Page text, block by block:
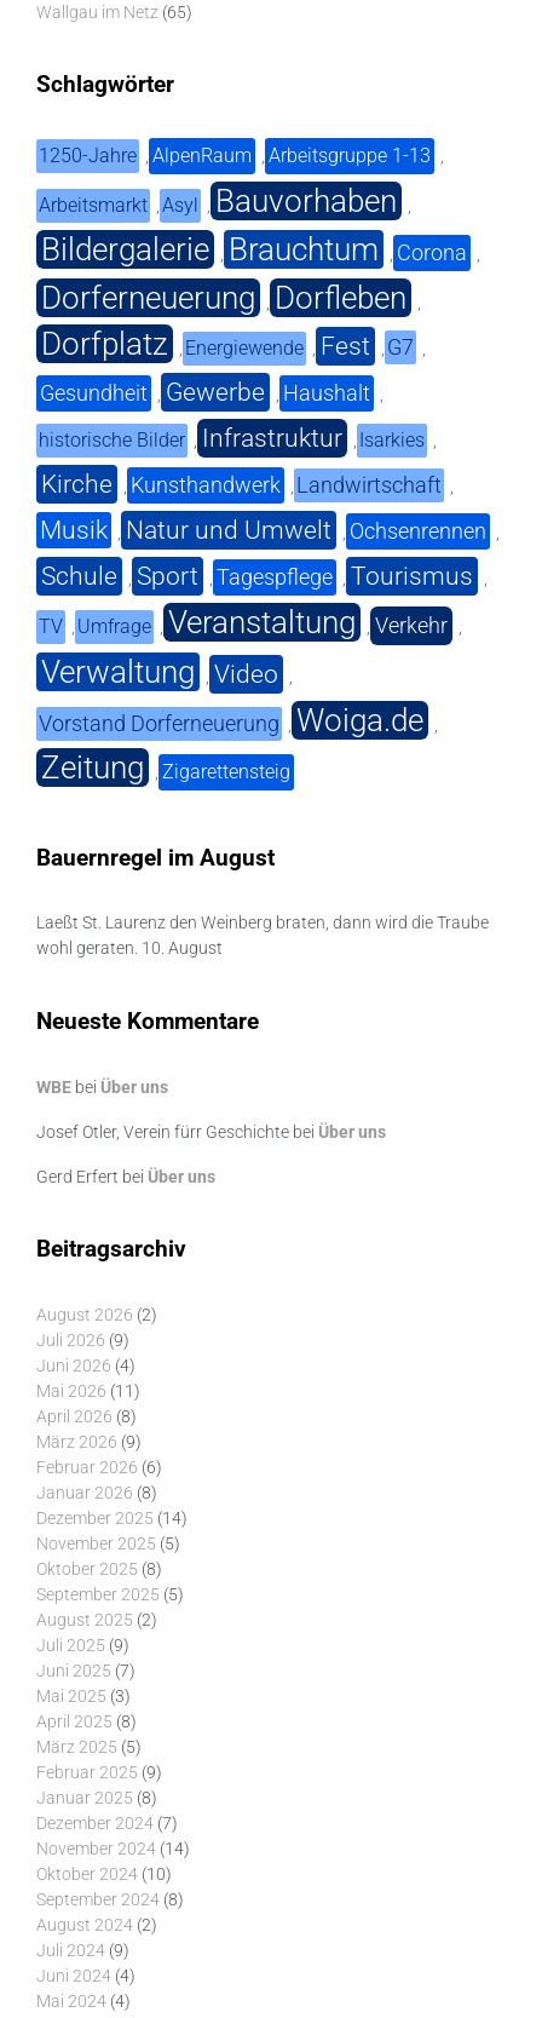
Wallgau im Netz (65)
Schlagwörter
1250-Jahre , AlpenRaum , Arbeitsgruppe 1-13 ,
Arbeitsmarkt ,Asyl , Bauvorhaben ,
Bildergalerie , Brauchtum , Corona ,
Dorferneuerung , Dorfleben ,
Dorfplatz , Energiewende , Fest , G7 ,
Gesundheit , Gewerbe , Haushalt ,
historische Bilder , Infrastruktur , Isarkies ,
Kirche , Kunsthandwerk , Landwirtschaft ,
Musik , Natur und Umwelt , Ochsenrennen ,
Schule , Sport , Tagespflege , Tourismus ,
TV , Umfrage , Veranstaltung , Verkehr ,
Verwaltung , Video ,
Vorstand Dorferneuerung , Woiga.de ,
Zeitung , Zigarettensteig
Bauernregel im August
Laeßt St. Laurenz den Weinberg braten, dann wird die Traube
wohl geraten. 10. August
Neueste Kommentare
WBE bei Über uns
Josef Otler, Verein fürr Geschichte bei Über uns
Gerd Erfert bei Über uns
Beitragsarchiv
August 2026 (2)
Juli 2026 (9)
Juni 2026 (4)
Mai 2026 (11)
April 2026 (8)
März 2026 (9)
Februar 2026 (6)
Januar 2026 (8)
Dezember 2025 (14)
November 2025 (5)
Oktober 2025 (8)
September 2025 (5)
August 2025 (2)
Juli 2025 (9)
Juni 2025 (7)
Mai 2025 (3)
April 2025 (8)
März 2025 (5)
Februar 2025 (9)
Januar 2025 (8)
Dezember 2024 (7)
November 2024 (14)
Oktober 2024 (10)
September 2024 (8)
August 2024 (2)
Juli 2024 (9)
Juni 2024 (4)
Mai 2024 (4)